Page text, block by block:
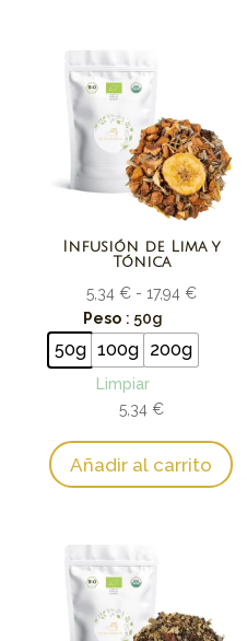
Infusión de Lima y
Tónica
5,34 € - 17,94 €Rango
desde
17,94 €
Peso : 50g
50g 100g 200g
Limpiar
5,34 €
Añadir al carrito